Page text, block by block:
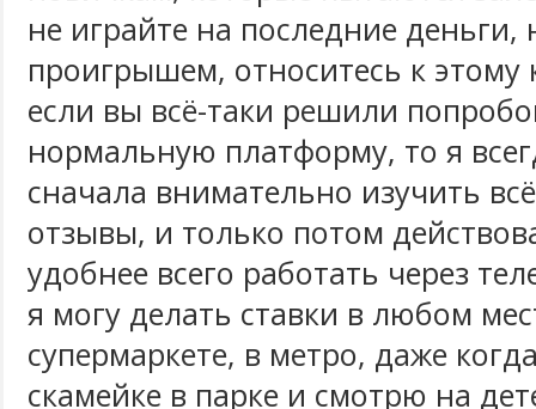
не играйте на последние деньги,
проигрышем, относитесь к этому
если вы всё-таки решили
нормальную платформу, то я
сначала внимательно изучить
отзывы, и только потом
удобнее всего работать через
я могу делать ставки в любом
супермаркете, в метро, даже
скамейке в парке и смотрю на